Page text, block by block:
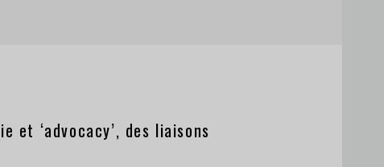
et ‘advocacy’, des liaisons